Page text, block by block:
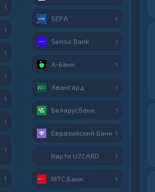
1
1
1
1
1
1
1
1
SEPA 1
Sense Bank 1
А-Банк 1
Авангард 1
Беларусбанк 1
Евразийский банк 1
Карта UZCARD 1
МТС Банк 1